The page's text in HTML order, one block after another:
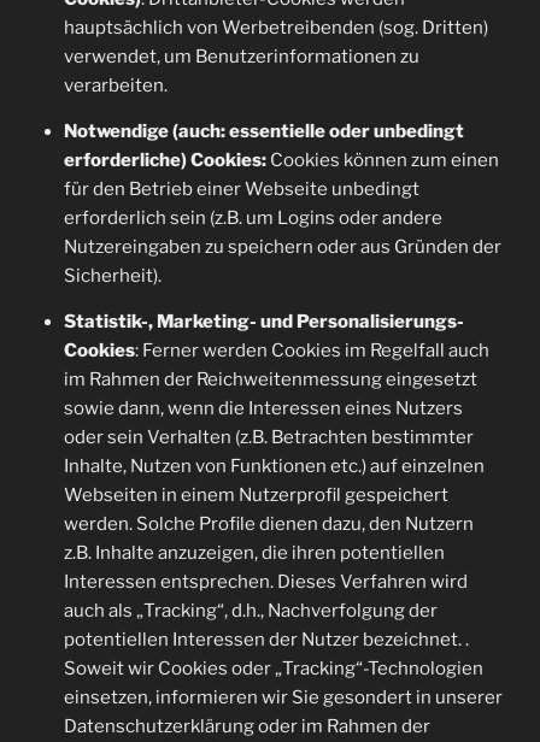
hauptsächlich von Werbetreibenden (sog. Dritten)
verwendet, um Benutzerinformationen zu
verarbeiten.
Notwendige (auch: essentielle oder unbedingt
erforderliche) Cookies:Cookies können zum einen
für den Betrieb einer Webseite unbedingt
erforderlich sein (z.B. um Logins oder andere
Nutzereingaben zu speichern oder aus Gründen der
Sicherheit).
Statistik-, Marketing- und Personalisierungs-
Cookies: Ferner werden Cookies im Regelfall auch
im Rahmen der Reichweitenmessung eingesetzt
sowie dann, wenn die Interessen eines Nutzers
oder sein Verhalten (z.B. Betrachten bestimmter
Inhalte, Nutzen von Funktionen etc.) auf einzelnen
Webseiten in einem Nutzerprofil gespeichert
werden. Solche Profile dienen dazu, den Nutzern
z.B. Inhalte anzuzeigen, die ihren potentiellen
Interessen entsprechen. Dieses Verfahren wird
auch als „Tracking“, d.h., Nachverfolgung der
potentiellen Interessen der Nutzer bezeichnet. .
Soweit wir Cookies oder „Tracking“-Technologien
einsetzen, informieren wir Sie gesondert in unserer
Datenschutzerklärung oder im Rahmen der